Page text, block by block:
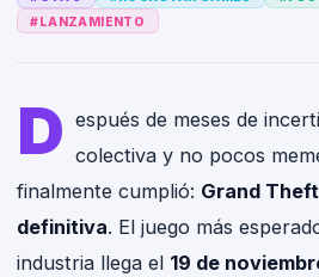
#LANZAMIENTO
D espués de meses de
colectiva y no pocos
finalmente cumplió: Grand
definitiva. El juego más
industria llega el 19 de